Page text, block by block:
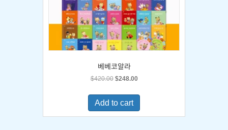
베베코알라
$420.00 Original
was:
$420.00.
$248.00Current
is:
Add to cart